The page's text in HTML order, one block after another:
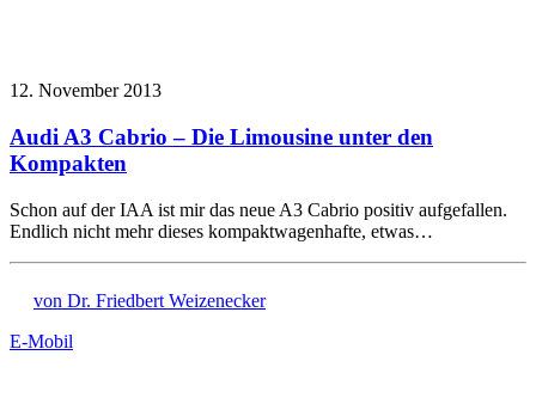
12. November 2013
Audi A3 Cabrio – Die Limousine unter den
Kompakten
Schon auf der IAA ist mir das neue A3 Cabrio positiv aufgefallen.
Endlich nicht mehr dieses kompaktwagenhafte, etwas…
von Dr. Friedbert Weizenecker
E-Mobil